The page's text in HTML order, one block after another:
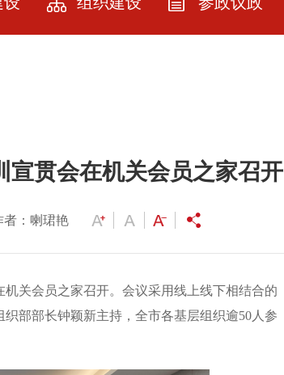
人大代表政协
各级委员名单
会员之家
提案选登
宣贯会在机关会员之家召开
者：喇珺艳
关会员之家召开。会议采用线上线下相结合的
部部长钟颖新主持，全市各基层组织逾50人参